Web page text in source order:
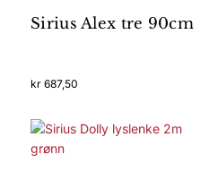
Sirius Alex tre 90cm
kr 687,50